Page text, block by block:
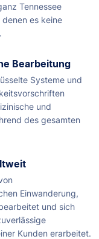
Tennessee
es keine
Bearbeitung
Systeme und
und
des gesamten
Einwanderung,
und sich
Kunden erarbeitet.